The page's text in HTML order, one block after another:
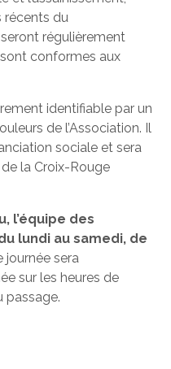
récents du
régulièrement
sont conformes aux
identifiable par un
de l’Association. Il
sociale et sera
la Croix-Rouge
l’équipe des
lundi au samedi, de
journée sera
sur les heures de
passage.